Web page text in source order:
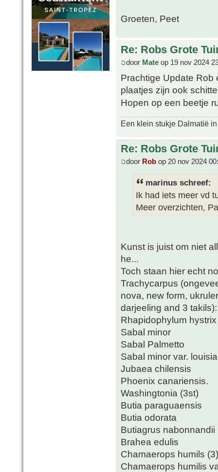
Groeten, Peet
Re: Robs Grote
door Mate op 19 nov 2024
Prachtige Update Rob
plaatjes zijn ook
Hopen op een beetje
Een klein stukje Dalmatië
Re: Robs Grote
door Rob op 20 nov 2024
marinus schreef:
Ik had iets meer vd
Meer overzichten,
Kunst is juist om niet
he...
Toch staan hier echt
Trachycarpus
nova, new form,
darjeeling and 3 takils):
Rhapidophylum hystrix
Sabal minor
Sabal Palmetto
Sabal minor var.
Jubaea chilensis
Phoenix canariensis.
Washingtonia (3st)
Butia paraguaensis
Butia odorata
Butiagrus nabonnandii
Brahea edulis
Chamaerops humils (3)
Chamaerops humilis